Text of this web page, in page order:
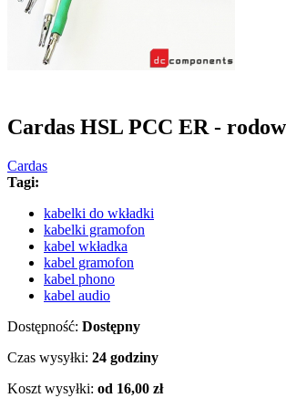
Cardas HSL PCC ER -
Cardas
Tagi:
kabelki do wkładki
kabelki gramofon
kabel wkładka
kabel gramofon
kabel phono
kabel audio
Dostępność: Dostępny
Czas wysyłki: 24 godziny
Koszt wysyłki: od 16,00 zł